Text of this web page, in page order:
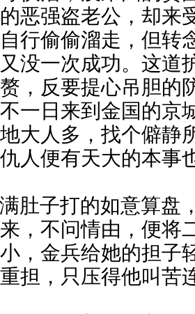
恶强盗老公，却来
行偷偷溜走，但转
没一次成功。这道
，反要提心吊胆的
一日来到金国的京
大人多，找个僻静
人便有天大的本事
肚子打的如意算盘
，不问情由，便将
，金兵给她的担子
担，只压得他叫苦